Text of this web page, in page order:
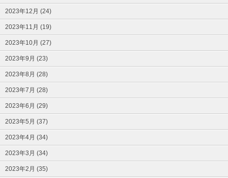
2023年12月 (24)
2023年11月 (19)
2023年10月 (27)
2023年9月 (23)
2023年8月 (28)
2023年7月 (28)
2023年6月 (29)
2023年5月 (37)
2023年4月 (34)
2023年3月 (34)
2023年2月 (35)